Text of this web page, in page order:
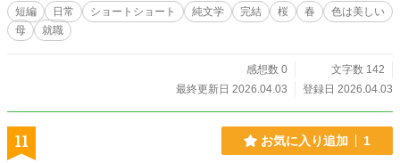
短編 日常 ショートショート 純文学 完結 桜 春
色は美しい
母
就職
感想数 0
文字数 142
最終更新日 2026.04.03
登録日 2026.04.03
11 お気に入り追加 1